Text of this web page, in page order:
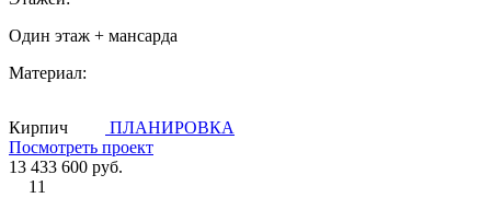
Один этаж + мансарда
Материал:
Кирпич
ПЛАНИРОВКА
Посмотреть проект
13 433 600 руб.
11